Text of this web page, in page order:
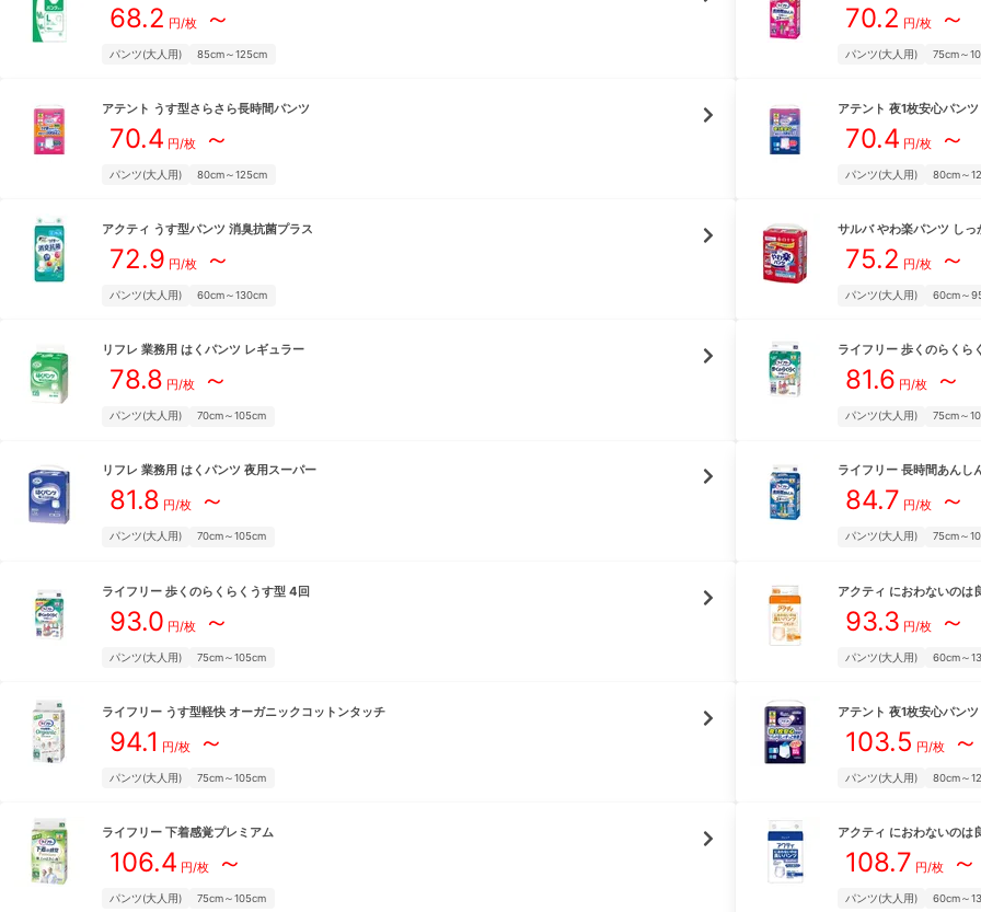
68.2 円/枚～
パンツ(大人用) 85cm～125cm
70.2 円/枚～
パンツ(大人用) 75cm～
アテント うす型さらさら長時間パンツ
70.4 円/枚～
パンツ(大人用) 80cm～125cm
アテント 夜1枚安心パン
70.4 円/枚～
パンツ(大人用) 80cm～
アクティ うす型パンツ 消臭抗菌プラス
72.9 円/枚～
パンツ(大人用) 60cm～130cm
サルバ やわ楽パンツ しっ
75.2 円/枚～
パンツ(大人用) 60cm～
リフレ 業務用 はくパンツ レギュラー
78.8 円/枚～
パンツ(大人用) 70cm～105cm
ライフリー 歩くのらくら
81.6 円/枚～
パンツ(大人用) 75cm～
リフレ 業務用 はくパンツ 夜用スーパー
81.8 円/枚～
パンツ(大人用) 70cm～105cm
ライフリー 長時間あんし
84.7 円/枚～
パンツ(大人用) 75cm～
ライフリー 歩くのらくらくうす型 4回
93.0 円/枚～
パンツ(大人用) 75cm～105cm
アクティ におわないのは
93.3 円/枚～
パンツ(大人用) 60cm～
ライフリー うす型軽快 オーガニックコットンタッチ
94.1 円/枚～
パンツ(大人用) 75cm～105cm
アテント 夜1枚安心パン
103.5 円/枚～
パンツ(大人用) 80cm～
ライフリー 下着感覚プレミアム
106.4 円/枚～
パンツ(大人用) 75cm～105cm
アクティ におわないのは
108.7 円/枚～
パンツ(大人用) 60cm～